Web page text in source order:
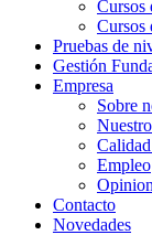
Cursos
Cursos
Pruebas de
Gestión
Empresa
Sobre
Empleo
Contacto
Novedades